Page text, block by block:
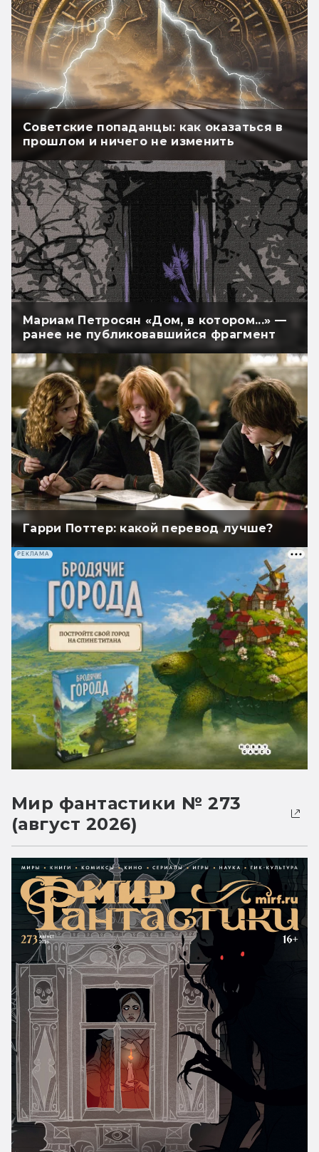
Советские попаданцы: как оказаться в
прошлом и ничего не изменить
Мариам Петросян «Дом, в котором...» —
ранее не публиковавшийся фрагмент
Гарри Поттер: какой перевод лучше?
РЕКЛАМА
Мир фантастики № 273
(август 2026)